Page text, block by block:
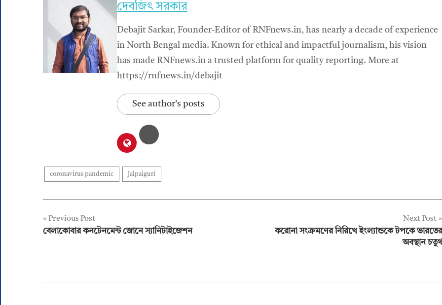
দেবজিৎ সরকার
Debajit Sarkar, Founder-Editor of RNFnews.in, has nearly a decade of experience
in North Bengal media. Known for ethical and impactful journalism, his vision
has made RNFnews.in a trusted platform for quality reporting. More at
https://rnfnews.in/debajit
See author's posts
coronavirus pandemic Jalpaiguri
Post
Previous Post
বেলাকোবার কনটেনমেন্ট জোনে স্যানিটাইজেশন
Next Post
করোনা সংক্রমণের নিরিখে ইংল্যান্ডকে টপকে ভারতের
অবস্থান চতুর্থ